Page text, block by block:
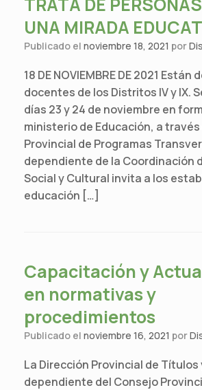
UNA MIRADA
Publicado el noviembre 18, 2021 por
18 DE NOVIEMBRE DE 2021
docentes de los Distritos IV y IX.
días 23 y 24 de noviembre en
ministerio de Educación, a
Provincial de Programas
dependiente de la Coordinación
Social y Cultural invita a los
educación […]
Capacitación y
en normativas y
procedimientos
Publicado el noviembre 16, 2021 por
La Dirección Provincial de
dependiente del Consejo